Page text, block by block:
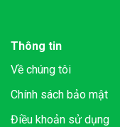
Thông tin
Về chúng tôi
Chính sách bảo mật
Điều khoản sử dụng